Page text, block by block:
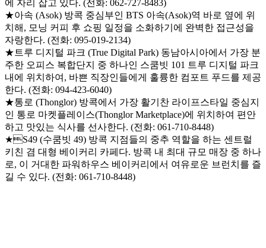
에 자리 잡고 있다. (전화: 062-727-8483)
★아속 (Asok) 방콕 중심부인 BTS 아속(Asok)역 바로 옆에 위
치해, 모닝 커피 후 쇼핑 일정을 소화하기에 완벽한 접근성을
자랑한다. (전화: 095-019-2134)
★트루 디지털 파크 (True Digital Park) 동남아시아에서 가장 분
주한 오피스 복합단지 중 하나인 스쿰빗 101 트루 디지털 파크
내에 위치하여, 바쁜 직장인들에게 훌륭한 컴포트 푸드를 제공
한다. (전화: 094-423-6040)
★통로 (Thonglor) 방콕에서 가장 활기찬 라이프스타일 중심지
인 통로 마켓플레이스(Thonglor Marketplace)에 위치하여 편안
하고 맛있는 식사를 선사한다. (전화: 061-710-8448)
★S49 (수쿰빗 49) 방콕 지점들의 중추 역할을 하는 센트럴
키친 겸 대형 베이커리 카페다. 방콕 내 최대 규모 매장 중 하나
로, 이 거대한 파워하우스 베이커리에서 여유로운 브런치를 즐
길 수 있다. (전화: 061-710-8448)